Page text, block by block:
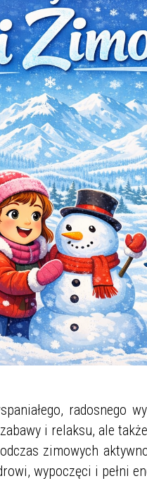
radosnego
i relaksu, ale
zimowych
wypoczęci i pełni